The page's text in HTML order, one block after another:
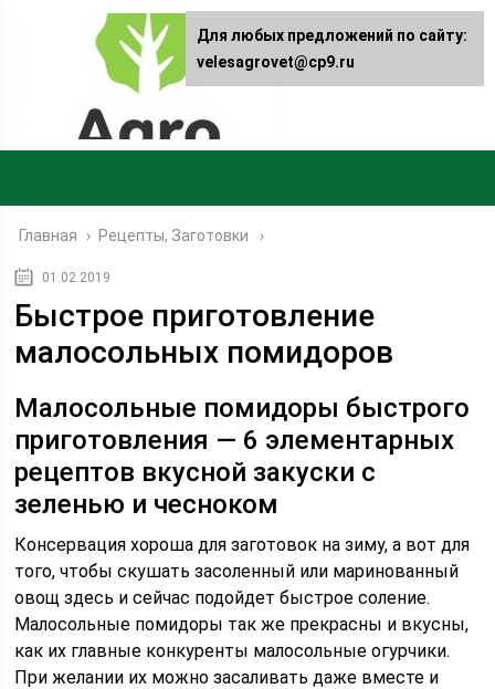
Главная › Рецепты, Заготовки
01.02.2019
Быстрое приготовление
малосольных помидоров
Малосольные помидоры быстрого
приготовления — 6 элементарных
рецептов вкусной закуски с
зеленью и чесноком
Консервация хороша для заготовок на зиму, а вот для
того, чтобы скушать засоленный или маринованный
овощ здесь и сейчас подойдет быстрое соление.
Малосольные помидоры так же прекрасны и вкусны,
как их главные конкуренты малосольные огурчики.
При желании их можно засаливать даже вместе и
Для любых предложений по сайту:
velesagrovet@cp9.ru